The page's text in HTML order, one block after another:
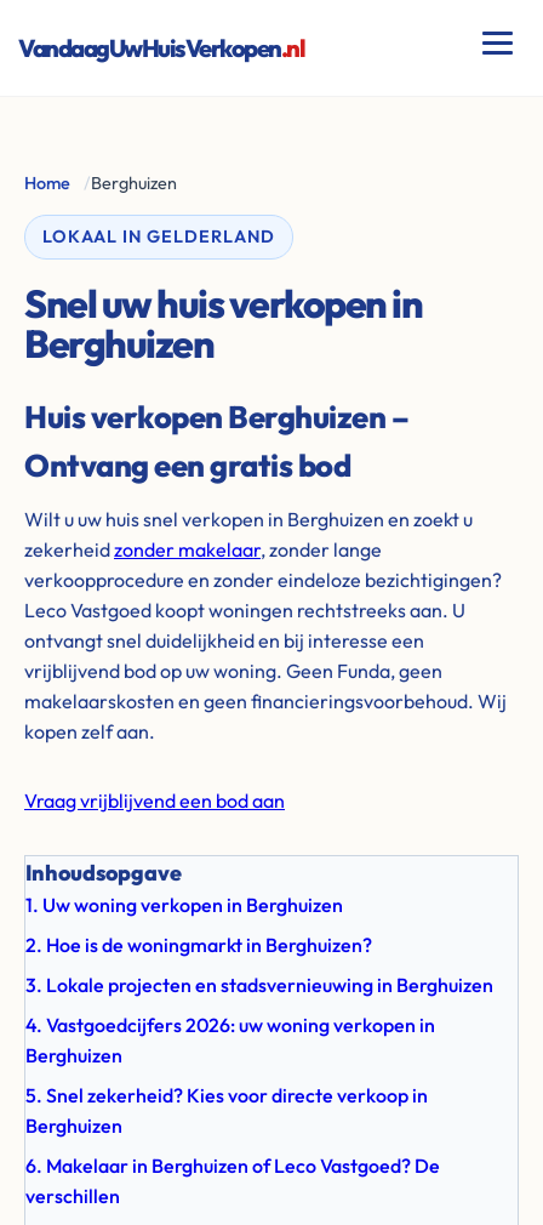
VandaagUwHuisVerkopen.nl
Home /Berghuizen
LOKAAL IN GELDERLAND
Snel uw huis verkopen in
Berghuizen
Huis verkopen Berghuizen –
Ontvang een gratis bod
Wilt u uw huis snel verkopen in Berghuizen en zoekt u
zekerheidzonder makelaar, zonder lange
verkoopprocedure en zonder eindeloze bezichtigingen?
Leco Vastgoed koopt woningen rechtstreeks aan. U
ontvangt snel duidelijkheid en bij interesse een
vrijblijvend bod op uw woning. Geen Funda, geen
makelaarskosten en geen financieringsvoorbehoud. Wij
kopen zelf aan.
Vraag vrijblijvend een bod aan
Inhoudsopgave
1. Uw woning verkopen in Berghuizen
2. Hoe is de woningmarkt in Berghuizen?
3. Lokale projecten en stadsvernieuwing in Berghuizen
4. Vastgoedcijfers 2026: uw woning verkopen in
Berghuizen
5. Snel zekerheid? Kies voor directe verkoop in
Berghuizen
6. Makelaar in Berghuizen of Leco Vastgoed? De
verschillen